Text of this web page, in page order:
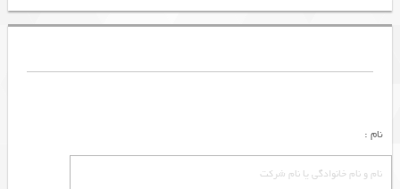
نام :